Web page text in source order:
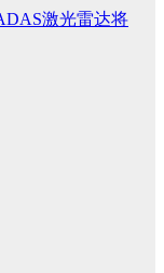
激光雷达将